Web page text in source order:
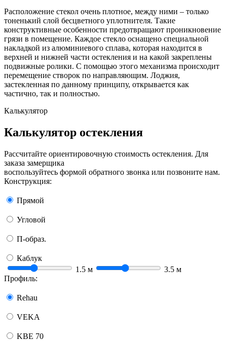
Расположение стекол очень плотное, между ними – только
тоненький слой бесцветного уплотнителя. Такие
конструктивные особенности предотвращают проникновение
грязи в помещение. Каждое стекло оснащено специальной
накладкой из алюминиевого сплава, которая находится в
верхней и нижней части остекления и на какой закреплены
подвижные ролики. С помощью этого механизма происходит
перемещение створок по направляющим. Лоджия,
застекленная по данному принципу, открывается как
частично, так и полностью.
Калькулятор
Калькулятор остекления
Рассчитайте ориентировочную стоимость остекления. Для
заказа замерщика
воспользуйтесь формой обратного звонка или позвоните нам.
Конструкция:
Прямой
Угловой
П-образ.
Каблук
1.5 м 3.5 м
Профиль:
Rehau
VEKA
KBE 70